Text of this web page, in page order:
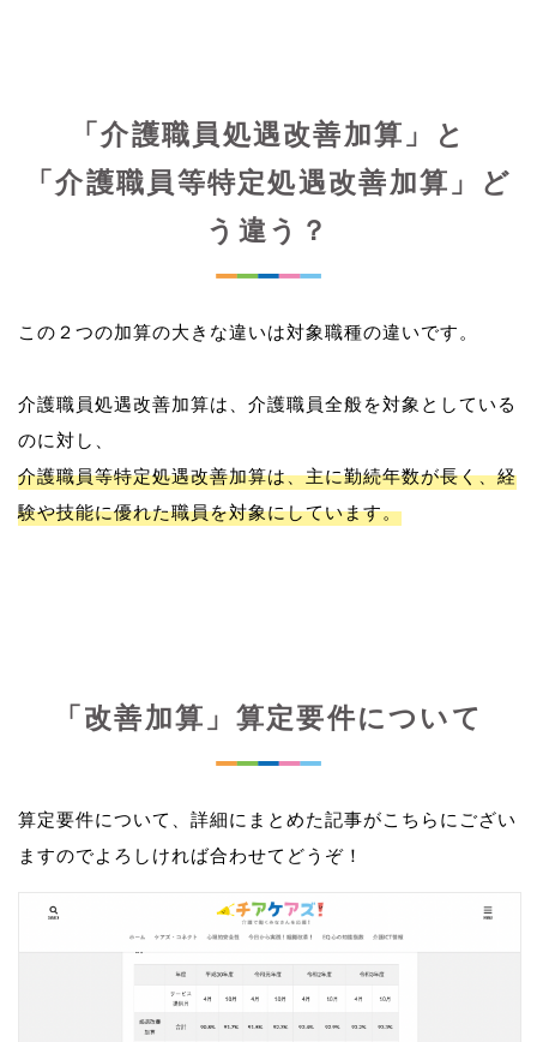
「介護職員処遇改善加算」と
「介護職員等特定処遇改善加算」ど
う違う？
この２つの加算の大きな違いは対象職種の違いです。
介護職員処遇改善加算は、介護職員全般を対象としている
介護職員等特定処遇改善加算は、主に勤続年数が長く、経
験や技能に優れた職員を対象にしています。
「改善加算」算定要件について
算定要件について、詳細にまとめた記事がこちらにござい
ますのでよろしければ合わせてどうぞ！